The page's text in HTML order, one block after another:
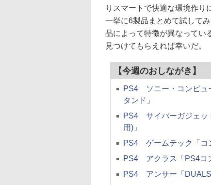
りスマートで快適な環境作り
一挙に6製品まとめて試して
品によって特徴が異なってい
見つけてもらえれば幸いだ。
【今週のおしながき】
PS4 ソニー・コンピュ
タンド」
PS4 サイバーガジェッ
用)」
PS4 ゲームテック「コ
PS4 アクラス「PS4コ
PS4 アンサー「